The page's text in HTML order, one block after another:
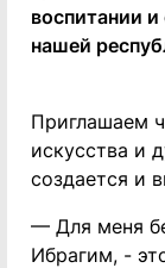
воспитании и
нашей
Приглашаем
искусства и
создается и
— Для меня
Ибрагим, -